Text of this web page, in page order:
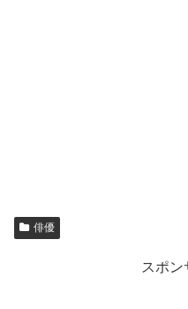
俳優
スポン